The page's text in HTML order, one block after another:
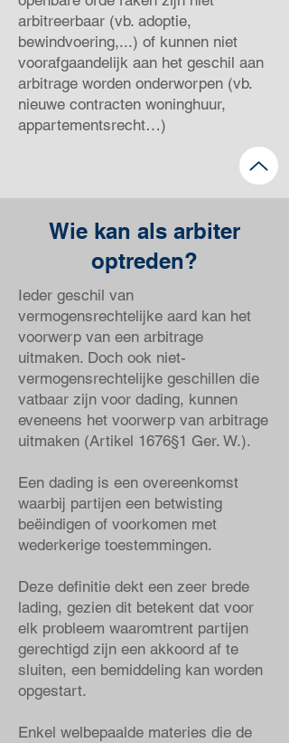
arbitreerbaar (vb. adoptie,
bewindvoering,...) of kunnen niet
voorafgaandelijk aan het geschil aan
arbitrage worden onderworpen (vb.
nieuwe contracten woninghuur,
appartementsrecht…)
Wie kan als arbiter
optreden?
Ieder geschil van
vermogensrechtelijke aard kan het
voorwerp van een arbitrage
uitmaken. Doch ook niet-
vermogensrechtelijke geschillen die
vatbaar zijn voor dading, kunnen
eveneens het voorwerp van arbitrage
uitmaken (Artikel 1676§1 Ger. W.).
Een dading is een overeenkomst
waarbij partijen een betwisting
beëindigen of voorkomen met
wederkerige toestemmingen.
Deze definitie dekt een zeer brede
lading, gezien dit betekent dat voor
elk probleem waaromtrent partijen
gerechtigd zijn een akkoord af te
sluiten, een bemiddeling kan worden
opgestart.
Enkel welbepaalde materies die de